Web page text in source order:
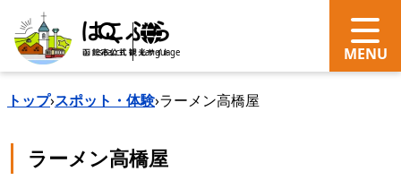
search Language
トップ›スポット・体験›ラーメン高橋屋
ラーメン高橋屋